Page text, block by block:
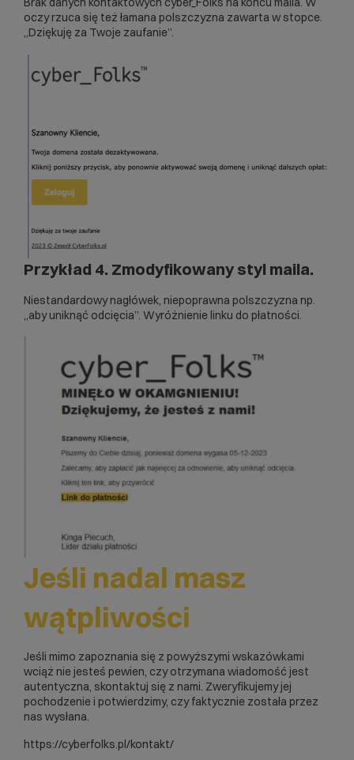
oczy rzuca się też łamana polszczyzna zawarta w stopce.
„Dziękuję za Twoje zaufanie”.
Przykład 4. Zmodyfikowany styl maila.
Niestandardowy nagłówek, niepoprawna polszczyzna np.
„aby uniknąć odcięcia”. Wyróżnienie linku do płatności.
Jeśli nadal masz
wątpliwości
Jeśli mimo zapoznania się z powyższymi wskazówkami
wciąż nie jesteś pewien, czy otrzymana wiadomość jest
autentyczna, skontaktuj się z nami. Zweryfikujemy jej
pochodzenie i potwierdzimy, czy faktycznie została przez
nas wysłana.
https://cyberfolks.pl/kontakt/